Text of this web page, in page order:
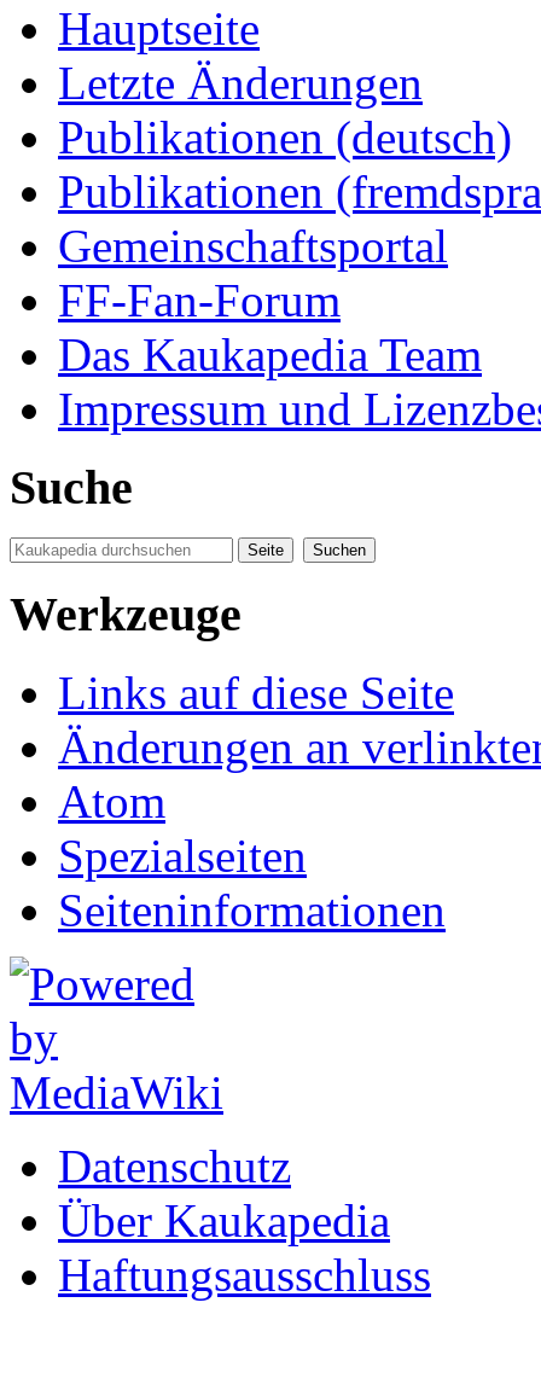
Hauptseite
Letzte Änderungen
Publikationen (deutsch)
Publikationen
Gemeinschaftsportal
FF-Fan-Forum
Das Kaukapedia Team
Impressum und
Suche
Werkzeuge
Links auf diese Seite
Änderungen an
Atom
Spezialseiten
Seiten­informationen
Datenschutz
Über Kaukapedia
Haftungsausschluss